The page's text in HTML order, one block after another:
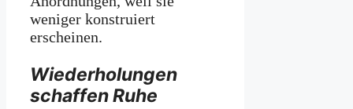
weniger konstruiert
erscheinen.
Wiederholungen
schaffen Ruhe